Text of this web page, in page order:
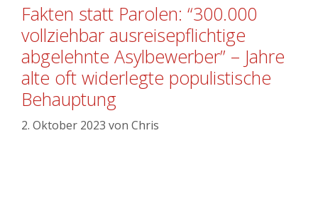
Fakten statt Parolen: “300.000
vollziehbar ausreisepflichtige
abgelehnte Asylbewerber” – Jahre
alte oft widerlegte populistische
Behauptung
2. Oktober 2023 von Chris